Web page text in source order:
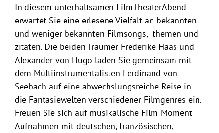
In diesem unterhaltsamen FilmTheaterAbend
erwartet Sie eine erlesene Vielfalt an bekannten
und weniger bekannten Filmsongs, -themen und -
zitaten. Die beiden Träumer Frederike Haas und
Alexander von Hugo laden Sie gemeinsam mit
dem Multiinstrumentalisten Ferdinand von
Seebach auf eine abwechslungsreiche Reise in
die Fantasiewelten verschiedener Filmgenres ein.
Freuen Sie sich auf musikalische Film-Moment-
Aufnahmen mit deutschen, französischen,